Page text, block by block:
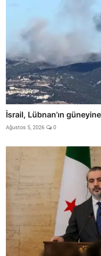
İsrail, Lübnan’ın
Ağustos 5, 2026 0